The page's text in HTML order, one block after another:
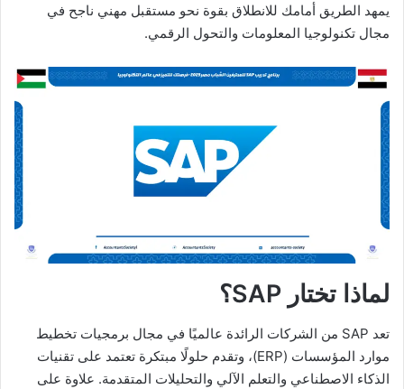
يمهد الطريق أمامك للانطلاق بقوة نحو مستقبل مهني ناجح في
مجال تكنولوجيا المعلومات والتحول الرقمي.
لماذا تختار SAP؟
تعد SAP من الشركات الرائدة عالميًا في مجال برمجيات تخطيط
موارد المؤسسات (ERP)، وتقدم حلولًا مبتكرة تعتمد على تقنيات
الذكاء الاصطناعي والتعلم الآلي والتحليلات المتقدمة. علاوة على